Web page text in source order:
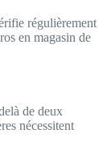
régulièrement
en magasin de
de deux
nécessitent